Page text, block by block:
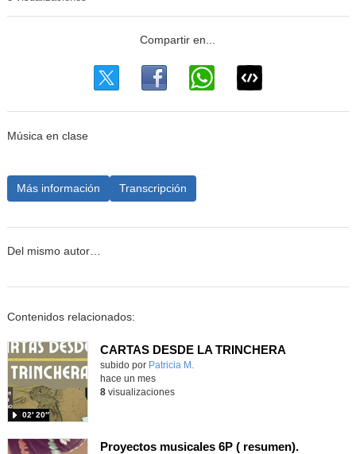
Música en clase
Más información Transcripción
Del mismo autor…
Contenidos relacionados:
CARTAS DESDE LA TRINCHERA
Contenido educativo.
subido por Patricia M.
02′ 20″
hace un mes
8visualizaciones
Proyectos musicales 6P ( resumen).